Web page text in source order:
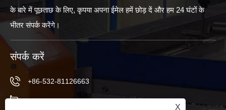
के बारे में पूछताछ के लिए, कृपया अपना ईमेल हमें छोड़ दें और हम 24 घंटों के
भीतर संपर्क करेंगे।
संपर्क करें
+86-532-81126663
X